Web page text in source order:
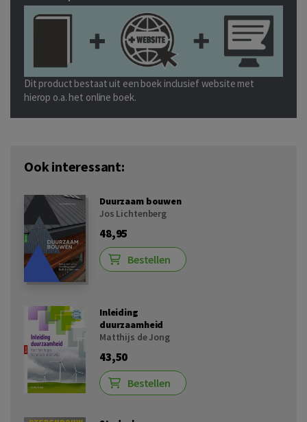
Dit product bestaat uit een boek inclusief website met
hierop o.a. het online boek.
Ook interessant:
Duurzaam bouwen
Jos Lichtenberg
48,95
Bestellen
Inleiding
duurzaamheid
Matthijs de Jong
43,50
Bestellen